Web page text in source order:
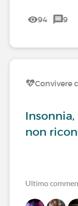
94 9
Convivere
non
Ultimo